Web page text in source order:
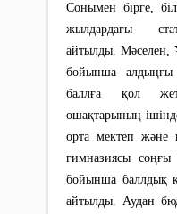
Сонымен бірге,
жылдардағы
айтылды.
бойынша алдыңғы
баллға қол
ошақтарының
орта мектеп және
гимназиясы
бойынша баллдық
айтылды. Аудан